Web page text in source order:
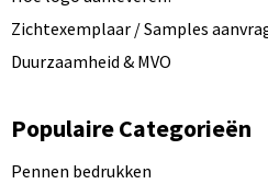
Zichtexemplaar / Samples
Duurzaamheid & MVO
Populaire Categorieën
Pennen bedrukken